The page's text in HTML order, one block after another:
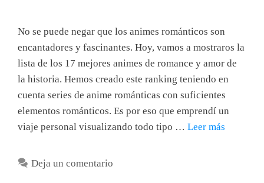
No se puede negar que los animes románticos son
encantadores y fascinantes. Hoy, vamos a mostraros la
lista de los 17 mejores animes de romance y amor de
la historia. Hemos creado este ranking teniendo en
cuenta series de anime románticas con suficientes
elementos románticos. Es por eso que emprendí un
viaje personal visualizando todo tipo … Leer más
Deja un comentario